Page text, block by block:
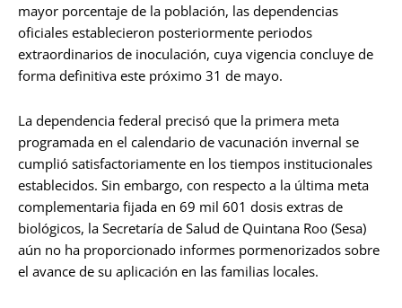
mayor porcentaje de la población, las dependencias
oficiales establecieron posteriormente periodos
extraordinarios de inoculación, cuya vigencia concluye de
forma definitiva este próximo 31 de mayo.
La dependencia federal precisó que la primera meta
programada en el calendario de vacunación invernal se
cumplió satisfactoriamente en los tiempos institucionales
establecidos. Sin embargo, con respecto a la última meta
complementaria fijada en 69 mil 601 dosis extras de
biológicos, la Secretaría de Salud de Quintana Roo (Sesa)
aún no ha proporcionado informes pormenorizados sobre
el avance de su aplicación en las familias locales.